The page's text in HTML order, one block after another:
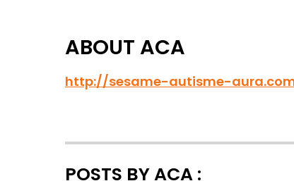
ABOUT ACA
http://sesame-autisme-
POSTS BY ACA :